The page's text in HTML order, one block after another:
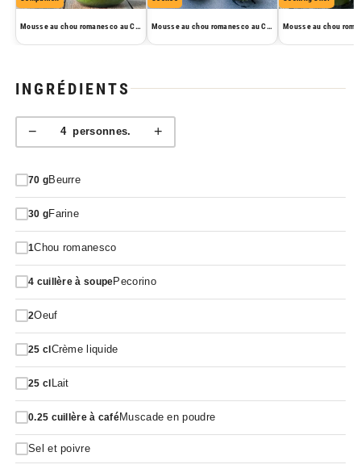
Mousse au chou romanesco au Companion Mousse au chou romanesco au Cookeo
INGRÉDIENTS
− 4personnes. +
70 gBeurre
30 gFarine
1Chou romanesco
4 cuillère à soupePecorino
2Oeuf
25 clCrème liquide
25 cl Lait
0.25 cuillère à caféMuscade en poudre
Sel et poivre